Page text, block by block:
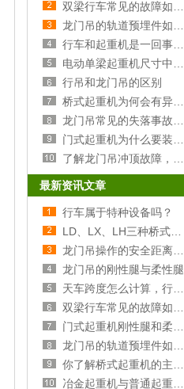
行吊和龙门吊的区别
最新资讯文章
行车属于特种设备吗？
龙门吊的刚性腿与柔性腿